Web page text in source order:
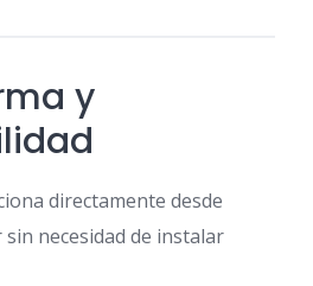
y
directamente desde
necesidad de instalar